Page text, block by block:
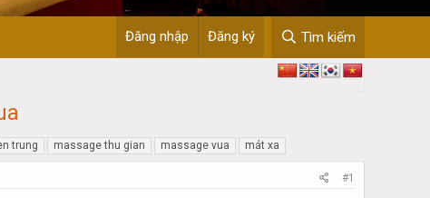
Đăng nhập Đăng ký Tìm kiếm
trung massage thu gian massage vua mát xa
#1